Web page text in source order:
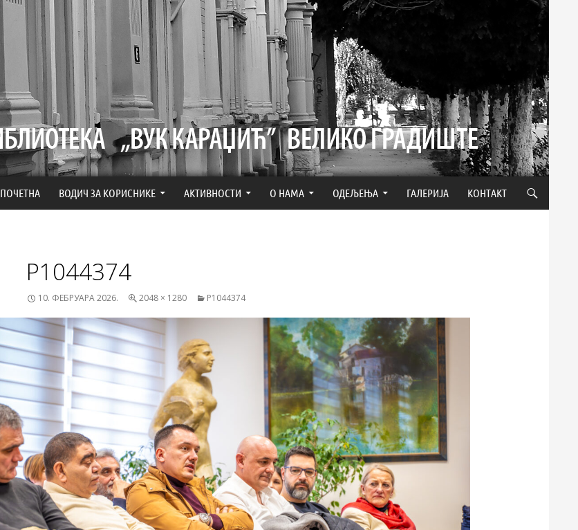
ПОЧЕТНА ВОДИЧ ЗА КОРИСНИКЕ АКТИВНОСТИ О НАМА ОДЕЉЕЊА ГАЛЕРИЈА КОНТАКТ
P1044374
10. ФЕБРУАРА 2026. 2048 × 1280 P1044374